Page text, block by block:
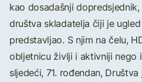
kao dosadašnji
društva skladatelja čiji je
predstavljao. S njim na čelu,
obljetnicu življi i aktivniji nego
sljedeći, 71. rođendan,